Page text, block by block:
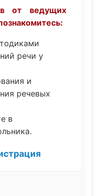
от ведущих
речи у
и
речевых
в